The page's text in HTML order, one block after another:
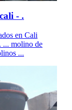
- .
en Cali
... molino de
...